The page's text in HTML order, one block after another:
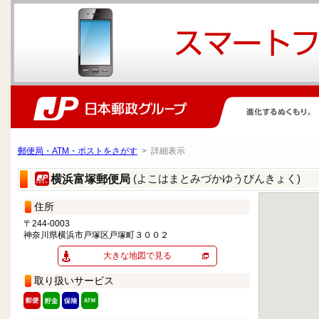
郵便局・ATM・ポストをさがす > 詳細表示
横浜富塚郵便局 (よこはまとみづかゆうびんきょく)
住所
〒244-0003
神奈川県横浜市戸塚区戸塚町３００２
大きな地図で見る
取り扱いサービス